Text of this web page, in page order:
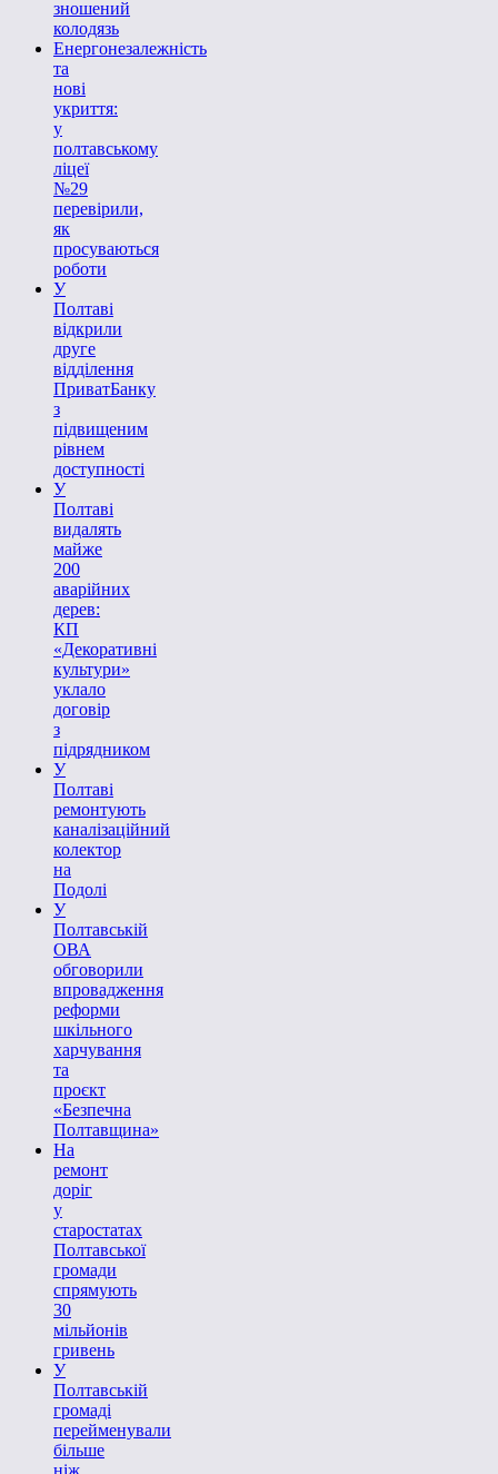
зношений
колодязь
Енергонезалежність
та
нові
укриття:
у
полтавському
ліцеї
№29
перевірили,
як
просуваються
роботи
У
Полтаві
відкрили
друге
відділення
ПриватБанку
з
підвищеним
рівнем
доступності
У
Полтаві
видалять
майже
200
аварійних
дерев:
КП
«Декоративні
культури»
уклало
договір
з
підрядником
У
Полтаві
ремонтують
каналізаційний
колектор
на
Подолі
У
Полтавській
ОВА
обговорили
впровадження
реформи
шкільного
харчування
та
проєкт
«Безпечна
Полтавщина»
На
ремонт
доріг
у
старостатах
Полтавської
громади
спрямують
30
мільйонів
гривень
У
Полтавській
громаді
перейменували
більше
ніж